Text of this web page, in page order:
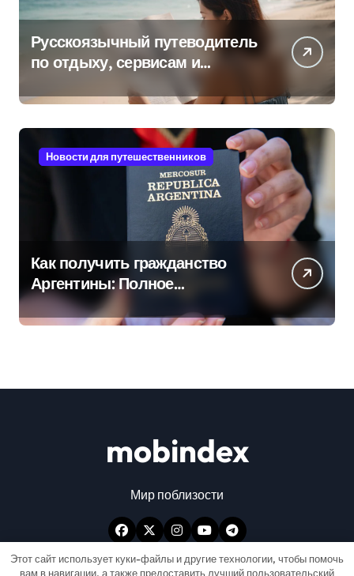
Русскоязычный путеводитель
по отдыху, сервисам и
Восточной Азии
Новости для путешественников
Как получить гражданство
Аргентины: Полное
руководство
mobindex
Мир поблизости
Этот сайт использует куки-файлы и другие технологии, чтобы помочь
вам в навигации, а также предоставить лучший пользовательский